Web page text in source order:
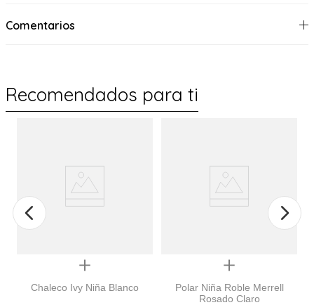
Comentarios
Recomendados para ti
Quickview
Chaleco Ivy Niña Blanco
Quickview
Polar Niña Roble Merrell
Rosado Claro